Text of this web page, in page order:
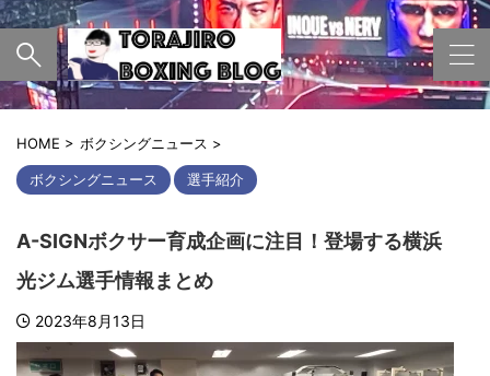
HOME > ボクシングニュース >
ボクシングニュース 選手紹介
A-SIGNボクサー育成企画に注目！登場する横浜
光ジム選手情報まとめ
2023年8月13日